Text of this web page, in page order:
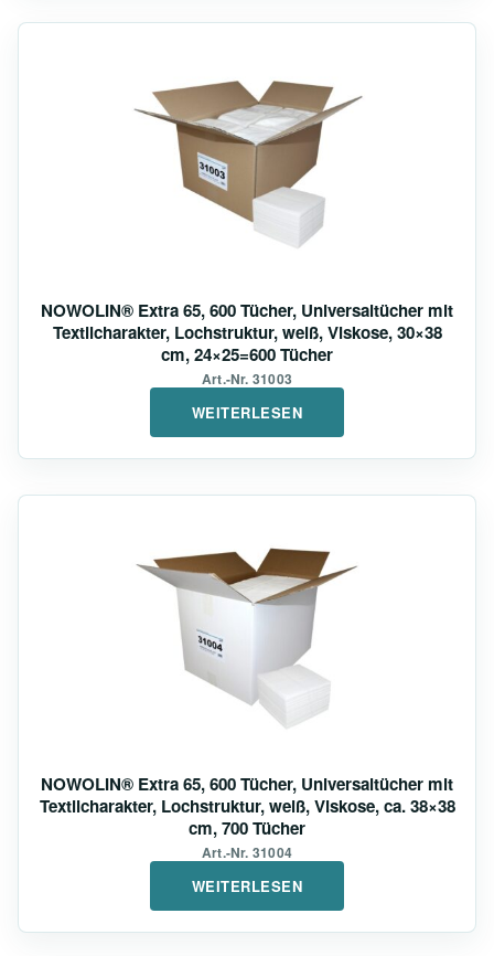
NOWOLIN® Extra 65, 600 Tücher, Universaltücher mit
Textilcharakter, Lochstruktur, weiß, Viskose, 30×38
cm, 24×25=600 Tücher
Art.-Nr. 31003
WEITERLESEN
NOWOLIN® Extra 65, 600 Tücher, Universaltücher mit
Textilcharakter, Lochstruktur, weiß, Viskose, ca. 38×38
cm, 700 Tücher
Art.-Nr. 31004
WEITERLESEN